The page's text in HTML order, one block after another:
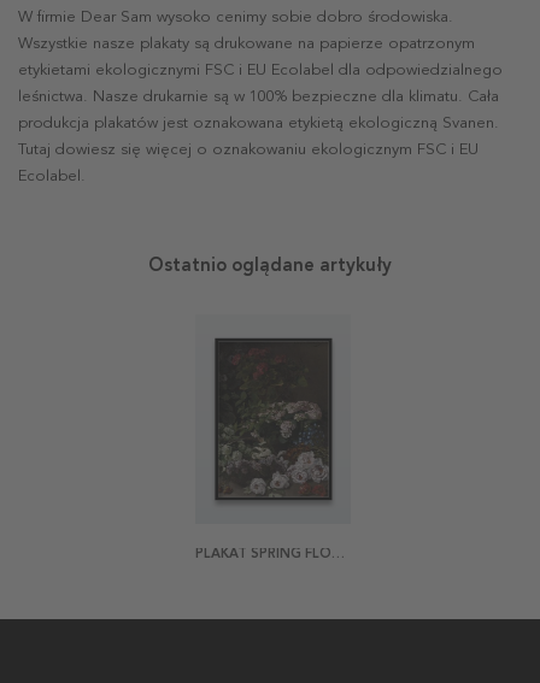
W firmie Dear Sam wysoko cenimy sobie dobro środowiska.
Wszystkie nasze plakaty są drukowane na papierze opatrzonym
etykietami ekologicznymi FSC i EU Ecolabel dla odpowiedzialnego
leśnictwa. Nasze drukarnie są w 100% bezpieczne dla klimatu. Cała
produkcja plakatów jest oznakowana etykietą ekologiczną Svanen.
Tutaj dowiesz się więcej o oznakowaniu ekologicznym FSC i EU
Ecolabel.
Ostatnio oglądane artykuły
PLAKAT SPRING FLOWERS BY MONET